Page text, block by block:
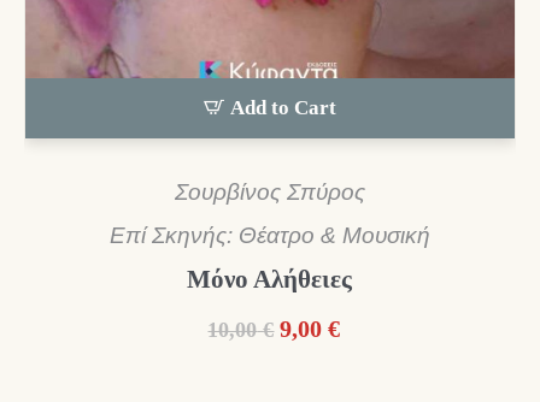
Add to Cart
Σουρβίνος Σπύρος
Επί Σκηνής: Θέατρο & Μουσική
Μόνο Αλήθειες
10,00 € Original
9,00 €Η